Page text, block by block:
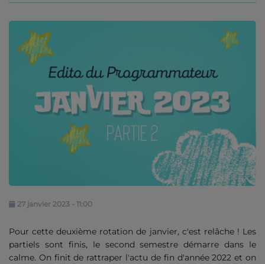
Podcasts
C'est quoi ce titre ?
Se connecter
27 janvier 2023 - 11:00
Pour cette deuxième rotation de janvier, c'est relâche ! Les
partiels sont finis, le second semestre démarre dans le
calme. On finit de rattraper l'actu de fin d'année 2022 et on